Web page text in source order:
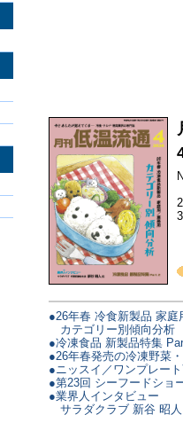
●26年春 冷食新製品 家庭
カテゴリー別傾向分析
●冷凍食品 新製品特集
●26年春発売の冷凍野菜
●ニッスイ／ワンプレー
●第23回 シーフードショ
●業界人インタビュー
サラダクラブ 新谷 昭